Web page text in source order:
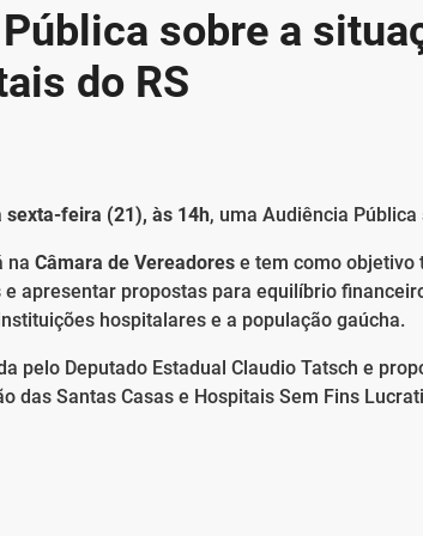
sobre a
do RS
sexta-feira (21), às 14h, uma Audiência
na Câmara de Vereadores e tem como objetivo
apresentar propostas para equilíbrio
hospitalares e a população gaúcha.
pelo Deputado Estadual Claudio Tatsch e
das Santas Casas e Hospitais Sem Fins